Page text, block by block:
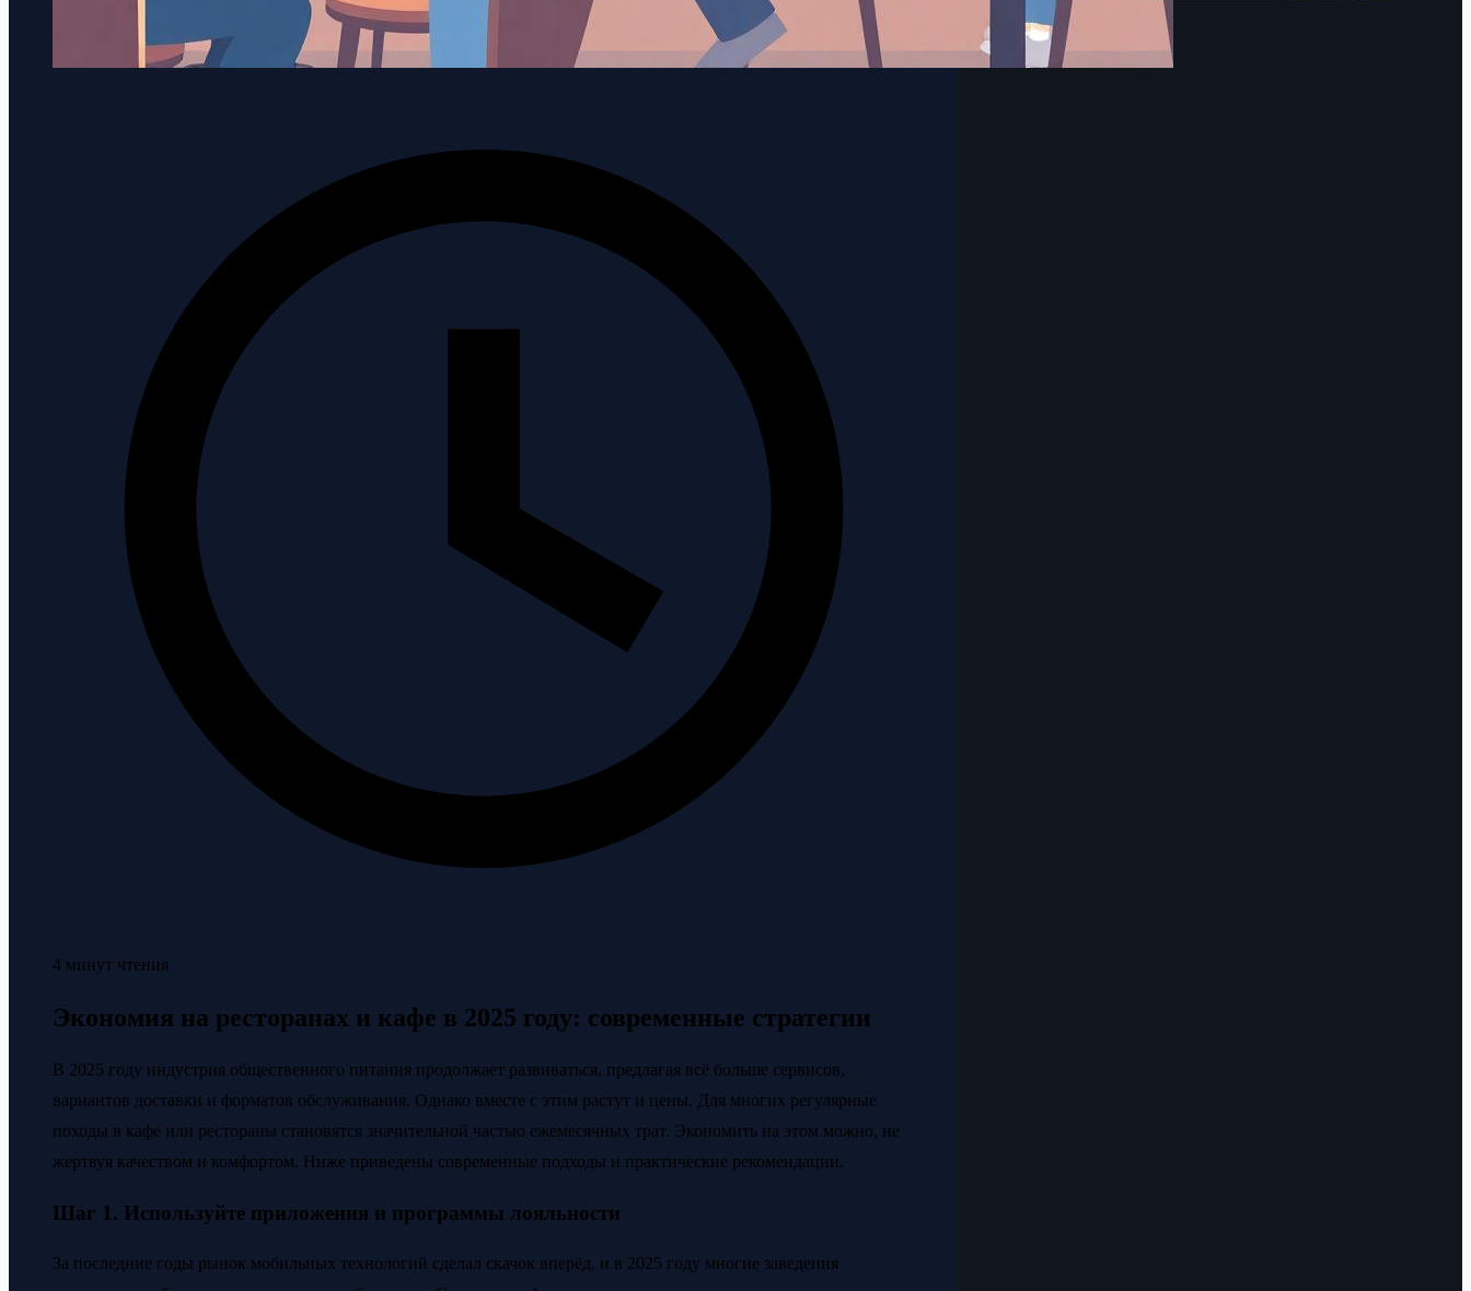
4 минут чтения
Экономия на ресторанах и кафе в 2025 году: современные стратегии
В 2025 году индустрия общественного питания продолжает развиваться, предлагая всё больше сервисов,
вариантов доставки и форматов обслуживания. Однако вместе с этим растут и цены. Для многих регулярные
походы в кафе или рестораны становятся значительной частью ежемесячных трат. Экономить на этом можно, не
жертвуя качеством и комфортом. Ниже приведены современные подходы и практические рекомендации.
Шаг 1. Используйте приложения и программы лояльности
За последние годы рынок мобильных технологий сделал скачок вперёд, и в 2025 году многие заведения